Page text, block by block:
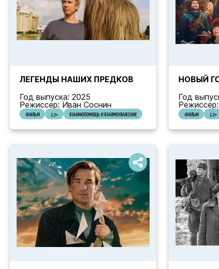
ЛЕГЕНДЫ НАШИХ ПРЕДКОВ
Год выпуска: 2025
Режиссер: Иван Соснин
ФИЛЬМ 12+ ВЗАИМОПОМОЩЬ И ВЗАИМОУВАЖЕНИЕ
НОВЫЙ
Год
ФИЛЬМ 12+